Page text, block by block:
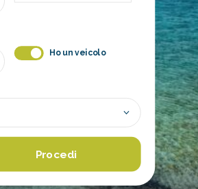
Ho un veicolo
Procedi